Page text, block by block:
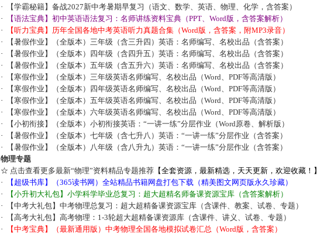
·
【学霸秘籍】备战2027新中考暑期早复习（语文、数学、英语、物理、化学，含答案）
·
【语法宝典】初中英语语法复习：名师讲练资料宝典（PPT、Word版，含答案解析）
·
【听力宝典】历年全国各地中考英语听力真题合集（Word版，含答案，附MP3录音）
·
【暑假作业】（全版本）三年级（含三升四）英语：名师编写、名校出品（含答案）
·
【暑假作业】（全版本）四年级（含四升五）英语：名师编写、名校出品（含答案）
·
【暑假作业】（全版本）五年级（含五升六）英语：名师编写、名校出品（含答案）
·
【寒假作业】（全版本）三年级英语名师编写、名校出品（Word、PDF等高清版）
·
【寒假作业】（全版本）四年级英语名师编写、名校出品（Word、PDF等高清版）
·
【寒假作业】（全版本）五年级英语名师编写、名校出品（Word、PDF等高清版）
·
【寒假作业】（全版本）六年级英语名师编写、名校出品（Word、PDF等高清版）
·
【小初衔接】（全版本）小初衔接英语：“一讲一练”分层作业（Word原卷、解析版）
·
【暑假作业】（全版本）七年级（含七升八）英语：“一讲一练”分层作业（含答案）
·
【暑假作业】（全版本）八年级（含八升九）英语：“一讲一练”分层作业（含答案）
物理专题
☆ 点击查看更多最新“物理”资料精品专题推荐【全套资源，最新精选，天天更新，欢迎收藏！】
·
【超级书库】（365读书网）全站精品书籍网盘打包下载（精美图文网页版永久珍藏）
·
【小升初大礼包】小学科学毕业总复习：超大超精名师备课资源宝库（含答案解析）
·
【中考大礼包】中考物理总复习：超大超精备课资源宝库（含课件、教案、试卷、专题）
·
【高考大礼包】高考物理：1-3轮超大超精备课资源库（含课件、讲义、试卷、专题）
·
【中考宝典】（最新通用版）中考物理全国各地模拟试卷汇总（Word版，含答案）